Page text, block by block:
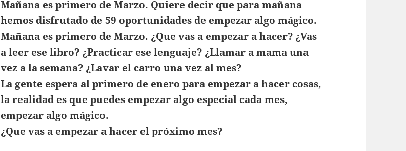
Mañana es primero de Marzo. Quiere decir que para mañana
hemos disfrutado de 59 oportunidades de empezar algo mágico.
Mañana es primero de Marzo. ¿Que vas a empezar a hacer? ¿Vas
a leer ese libro? ¿Practicar ese lenguaje? ¿Llamar a mama una
vez a la semana? ¿Lavar el carro una vez al mes?
La gente espera al primero de enero para empezar a hacer cosas,
la realidad es que puedes empezar algo especial cada mes,
empezar algo mágico.
¿Que vas a empezar a hacer el próximo mes?